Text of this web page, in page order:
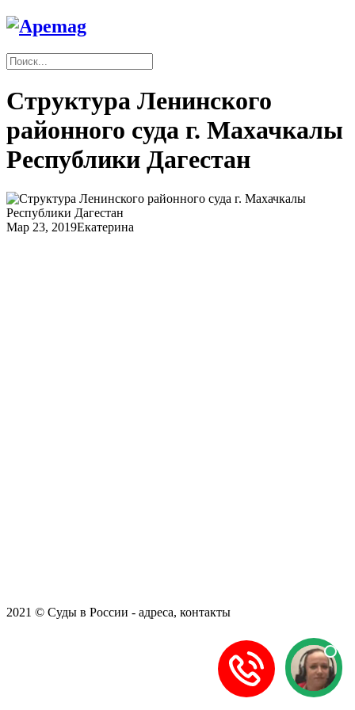
Структура Ленинского
районного суда г. Махачкалы
Республики Дагестан
Мар 23, 2019Екатерина
2021 © Суды в России - адреса, контакты